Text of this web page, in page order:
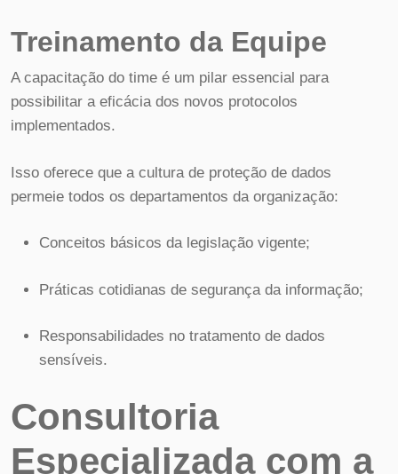
Treinamento da Equipe
A capacitação do time é um pilar essencial para
possibilitar a eficácia dos novos protocolos
implementados.
Isso oferece que a cultura de proteção de dados
permeie todos os departamentos da organização:
Conceitos básicos da legislação vigente;
Práticas cotidianas de segurança da informação;
Responsabilidades no tratamento de dados
sensíveis.
Consultoria
Especializada com a